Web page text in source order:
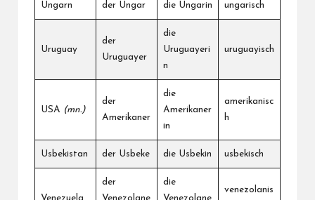
Ungarn der Ungar die Ungarin ungarisch
Uruguay
der
Uruguayer
die
Uruguayeri
n
uruguayisch
USA (mn.)
der
Amerikaner
die
Amerikaner
in
amerikanisc
h
Usbekistan der Usbeke die Usbekin usbekisch
der
die
venezolanis